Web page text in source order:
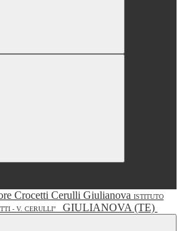
ISTITUTO
- V. CERULLI" GIULIANOVA (TE)